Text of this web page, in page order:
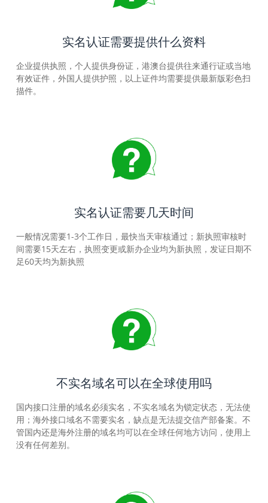
实名认证需要提供什么资料
企业提供执照，个人提供身份证，港澳台提供往来通行证或当地
有效证件，外国人提供护照，以上证件均需要提供最新版彩色扫
描件。
实名认证需要几天时间
一般情况需要1-3个工作日，最快当天审核通过；新执照审核时
间需要15天左右，执照变更或新办企业均为新执照，发证日期不
足60天均为新执照
不实名域名可以在全球使用吗
国内接口注册的域名必须实名，不实名域名为锁定状态，无法使
用；海外接口域名不需要实名，缺点是无法提交信产部备案。不
管国内还是海外注册的域名均可以在全球任何地方访问，使用上
没有任何差别。